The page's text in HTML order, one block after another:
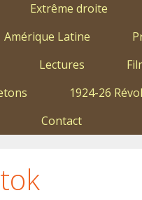
Extrême droite
Amérique Latine
Lectures
1924-26
Contact